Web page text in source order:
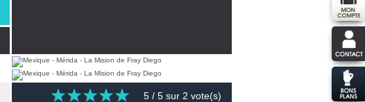
5 / 5 sur 2 vote(s)